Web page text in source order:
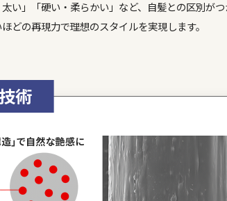
※2 出願件数には特許公開前の件数を
※3 上記業界は、ウイッグ業界が対象
増毛の技術とこ